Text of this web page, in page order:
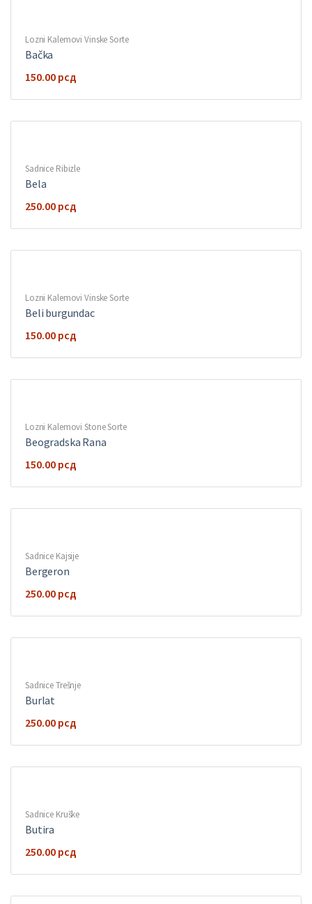
Lozni Kalemovi Vinske Sorte
Bačka
150.00 рсд
Sadnice Ribizle
Bela
250.00 рсд
Lozni Kalemovi Vinske Sorte
Beli burgundac
150.00 рсд
Lozni Kalemovi Stone Sorte
Beogradska Rana
150.00 рсд
Sadnice Kajsije
Bergeron
250.00 рсд
Sadnice Trešnje
Burlat
250.00 рсд
Sadnice Kruške
Butira
250.00 рсд